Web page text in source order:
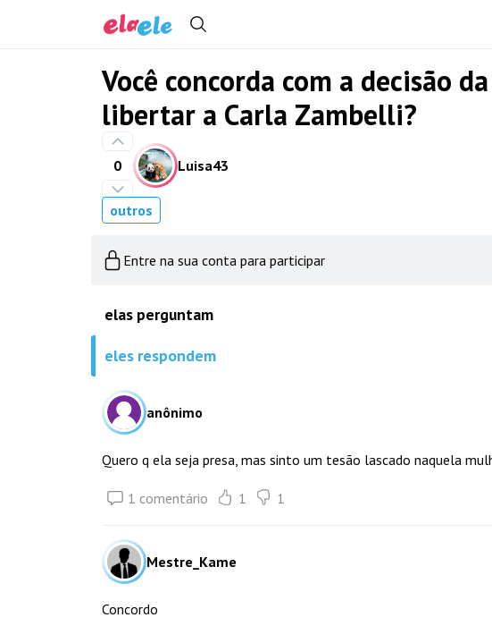
Você concorda com a decisão
libertar a Carla Zambelli?
0 Luisa43
outros
Entre na sua conta para participar
elas perguntam
eles respondem
anônimo
Quero q ela seja presa, mas sinto um tesão lascado naquela
1 comentário 1 1
Mestre_Kame
Concordo